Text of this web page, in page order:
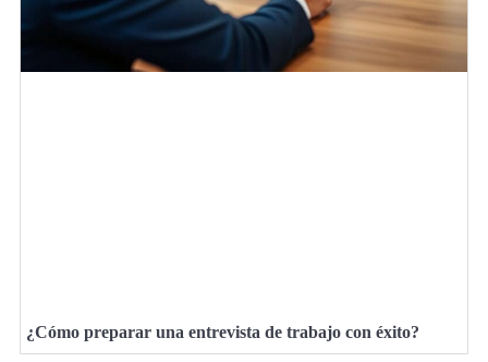
¿Cómo preparar una entrevista de trabajo con éxito?